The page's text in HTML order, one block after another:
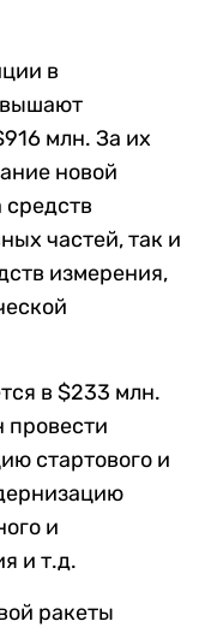
в
млн. За их
новой
частей, так и
измерения,
в $233 млн.
провести
стартового и
и
и т.д.
ракеты